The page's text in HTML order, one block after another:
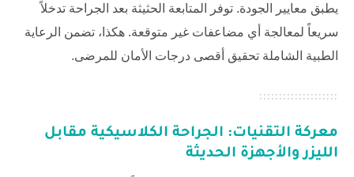
يطبق معايير الجودة. توفر المتابعة الحثيثة بعد الجراحة تدخلاً
سريعاً لمعالجة أي مضاعفات غير متوقعة. هكذا، تضمن الرعاية
الطبية الشاملة تحقيق أقصى درجات الأمان للمرضى.
معركة التقنيات: الجراحة الكلاسيكية مقابل
الليزر والأجهزة الحديثة